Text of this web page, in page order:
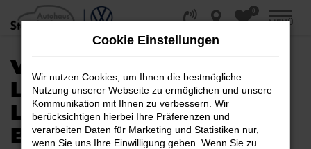
Zum
Hauptinhalt
0
MENÜ
VW T-ROC KAUFEN,
LEASEN, FINANZIEREN |
LIEFERSERVICE NACH
BERLIN
Cookie Einstellungen
Wir nutzen Cookies, um Ihnen die bestmögliche
Nutzung unserer Webseite zu ermöglichen und unsere
Kommunikation mit Ihnen zu verbessern. Wir
berücksichtigen hierbei Ihre Präferenzen und
verarbeiten Daten für Marketing und Statistiken nur,
wenn Sie uns Ihre Einwilligung geben. Wenn Sie zu